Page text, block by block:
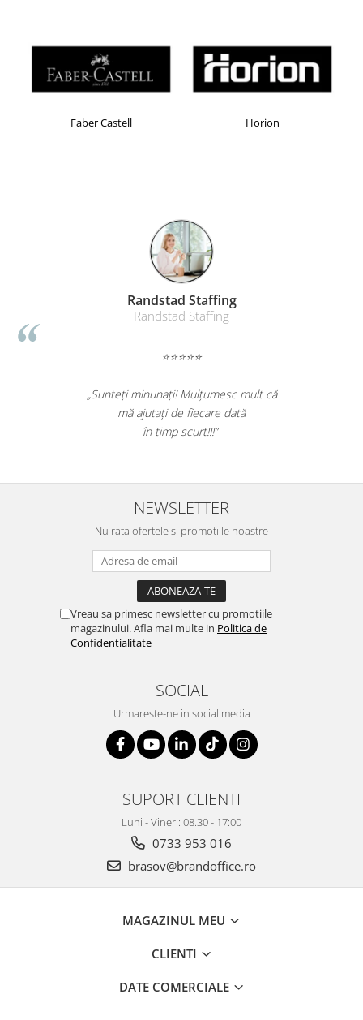
Faber Castell Horion
Randstad Staffing
Randstad Staffing
⭐⭐⭐⭐⭐
„Sunteți minunați! Mulțumesc mult că
mă ajutați de fiecare dată
în timp scurt!!!”
NEWSLETTER
Nu rata ofertele si promotiile noastre
Vreau sa primesc newsletter cu promotiile
magazinului. Afla mai multe in Politica de
Confidentialitate
SOCIAL
Urmareste-ne in social media
SUPORT CLIENTI
Luni - Vineri: 08.30 - 17:00
0733 953 016
brasov@brandoffice.ro
MAGAZINUL MEU
CLIENTI
DATE COMERCIALE